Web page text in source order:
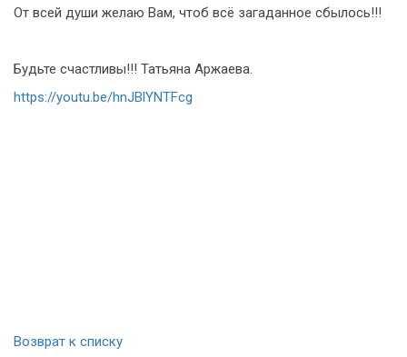
От всей души желаю Вам, чтоб всё загаданное сбылось!!!
Будьте счастливы!!! Татьяна Аржаева.
https://youtu.be/hnJBlYNTFcg
Возврат к списку